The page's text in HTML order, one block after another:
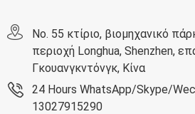
No. 55 κτίριο, βιομηχανικό
περιοχή Longhua, Shenzhen,
Γκουανγκντόνγκ, Κίνα
24 Hours WhatsApp/Skype/
13027915290